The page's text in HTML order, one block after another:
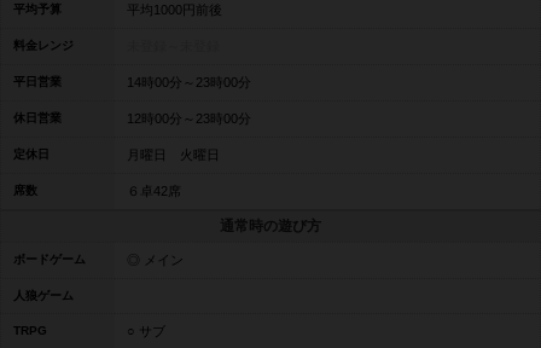
平均予算 平均1000円前後
料金レンジ
平日営業 14時00分～23時00分
休日営業 12時00分～23時00分
定休日 月曜日 火曜日
席数 ６卓42席
通常時の遊び方
ボードゲーム ◎ メイン
人狼ゲーム
TRPG ○ サブ